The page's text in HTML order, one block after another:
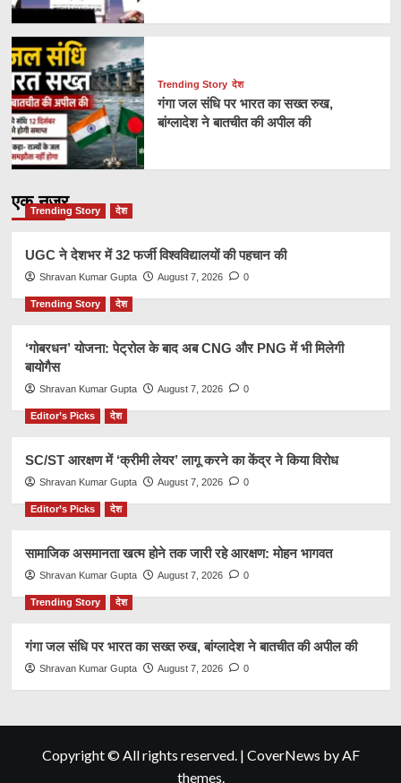
Trending Story देश
गंगा जल संधि पर भारत का सख्त रुख,
बांग्लादेश ने बातचीत की अपील की
एक नज़र
Trending Story देश
UGC ने देशभर में 32 फर्जी विश्वविद्यालयों की पहचान की
Shravan Kumar Gupta August 7, 2026 0
Trending Story देश
‘गोबरधन’ योजना: पेट्रोल के बाद अब CNG और PNG में भी मिलेगी
बायोगैस
Shravan Kumar Gupta August 7, 2026 0
Editor’s Picks देश
SC/ST आरक्षण में ‘क्रीमी लेयर’ लागू करने का केंद्र ने किया विरोध
Shravan Kumar Gupta August 7, 2026 0
Editor’s Picks देश
सामाजिक असमानता खत्म होने तक जारी रहे आरक्षण: मोहन भागवत
Shravan Kumar Gupta August 7, 2026 0
Trending Story देश
गंगा जल संधि पर भारत का सख्त रुख, बांग्लादेश ने बातचीत की अपील की
Shravan Kumar Gupta August 7, 2026 0
Copyright © All rights reserved. | CoverNews by AF
themes.